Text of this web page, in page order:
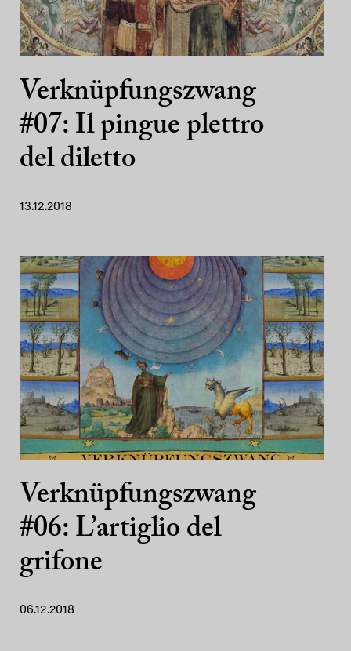
Verknüpfungszwang
#07: Il pingue plettro
del diletto
13.12.2018
Verknüpfungszwang
#06: L’artiglio del
grifone
06.12.2018